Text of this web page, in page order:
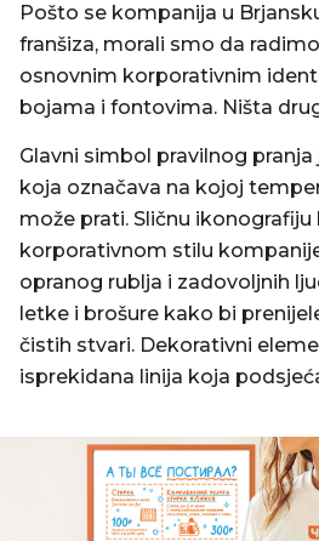
Pošto se kompanija u
franšiza, morali smo da
osnovnim korporativnim
bojama i fontovima. Ništa
Glavni simbol pravilnog
koja označava na kojoj
može prati. Sličnu
korporativnom stilu
opranog rublja i zadovoljnih
letke i brošure kako bi
čistih stvari. Dekorativni
isprekidana linija koja